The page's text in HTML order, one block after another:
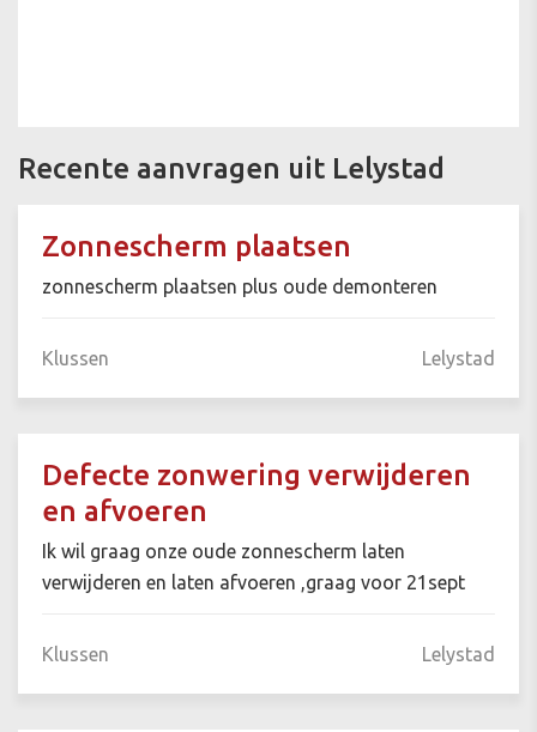
Recente aanvragen uit Lelystad
Zonnescherm plaatsen
zonnescherm plaatsen plus oude demonteren
Klussen Lelystad
Defecte zonwering verwijderen
en afvoeren
Ik wil graag onze oude zonnescherm laten
verwijderen en laten afvoeren ,graag voor 21sept
Klussen Lelystad